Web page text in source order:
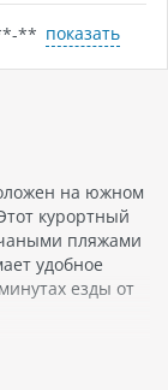
** показать
на южном
курортный
пляжами
удобное
езды от
гостям
до